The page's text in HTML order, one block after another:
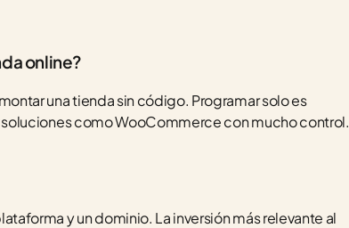
online?
una tienda sin código. Programar solo es
soluciones como WooCommerce con mucho control.
y un dominio. La inversión más relevante al